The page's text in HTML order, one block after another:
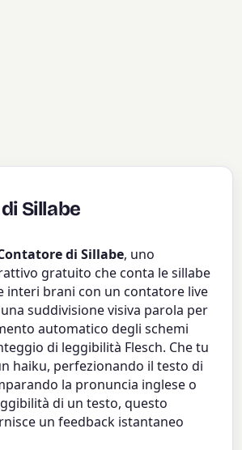
Sillabe
di Sillabe, uno
gratuito che conta le sillabe
interi brani con un contatore live
suddivisione visiva parola per
automatico degli schemi
di leggibilità Flesch. Che tu
haiku, perfezionando il testo di
la pronuncia inglese o
di un testo, questo
un feedback istantaneo